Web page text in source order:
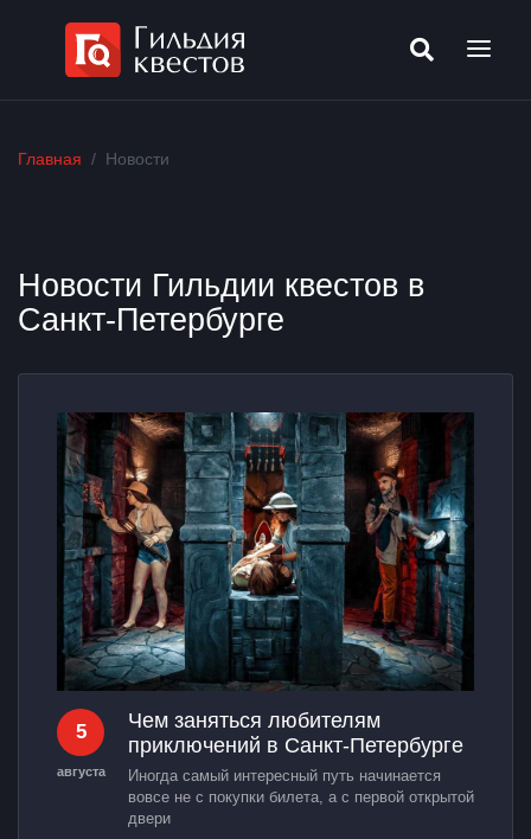
Главная Новости
Новости Гильдии квестов в
Санкт-Петербурге
5
августа
Чем заняться любителям
приключений в Санкт-Петербурге
Иногда самый интересный путь начинается
вовсе не с покупки билета, а с первой открытой
двери